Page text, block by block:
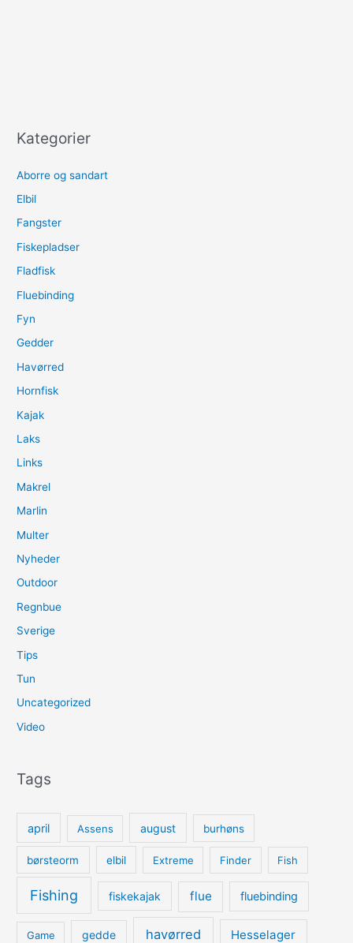
Kategorier
Aborre og sandart
Elbil
Fangster
Fiskepladser
Fladfisk
Fluebinding
Fyn
Gedder
Havørred
Hornfisk
Kajak
Laks
Links
Makrel
Marlin
Multer
Nyheder
Outdoor
Regnbue
Sverige
Tips
Tun
Uncategorized
Video
Tags
april Assens august burhøns
børsteorm elbil Extreme Finder Fish
Fishing fiskekajak flue fluebinding
Game gedde havørred Hesselager